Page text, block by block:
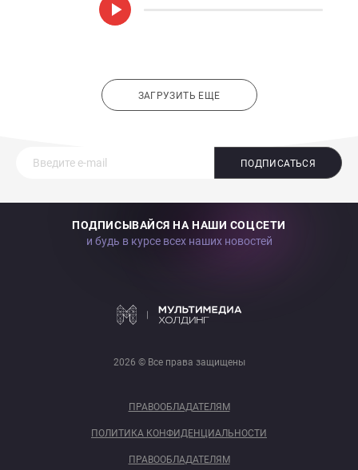
ЗАГРУЗИТЬ ЕЩЕ
ПОДПИСАТЬСЯ
ПОДПИСЫВАЙСЯ НА НАШИ СОЦСЕТИ
и будь в курсе всех наших новостей
2026 © Все права защищены
ПРАВООБЛАДАТЕЛЯМ
ПОЛИТИКА КОНФИДЕНЦИАЛЬНОСТИ
ПРАВООБЛАДАТЕЛЯМ